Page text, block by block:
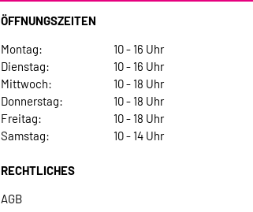
ÖFFNUNGSZEITEN
Montag:
10 - 16 Uhr
Dienstag:
10 - 16 Uhr
Mittwoch:
10 - 18 Uhr
Donnerstag:
10 - 18 Uhr
Freitag:
10 - 18 Uhr
Samstag:
10 - 14 Uhr
RECHTLICHES
AGB